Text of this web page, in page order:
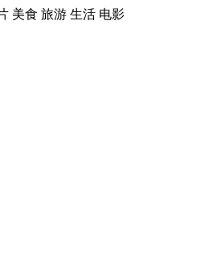
美食 旅游 生活 电影